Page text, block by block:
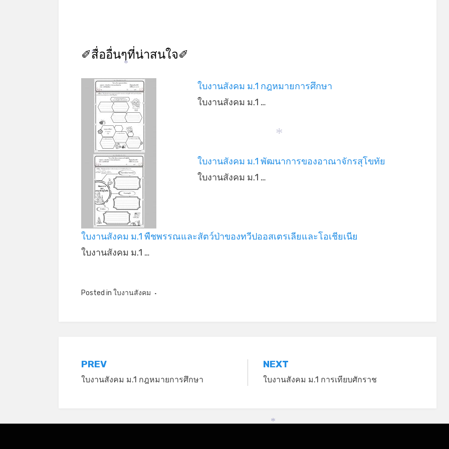
✐สื่ออื่นๆที่น่าสนใจ✐
ใบงานสังคม ม.1 กฎหมายการศึกษา
ใบงานสังคม ม.1 …
ใบงานสังคม ม.1 พัฒนาการของอาณาจักรสุโขทัย
ใบงานสังคม ม.1 …
ใบงานสังคม ม.1 พืชพรรณและสัตว์ป่าของทวีปออสเตรเลียและโอเชียเนีย
ใบงานสังคม ม.1 …
Posted in ใบงานสังคม
แนะแนว
เรื่อง
PREV
ใบงานสังคม ม.1 กฎหมายการศึกษา
NEXT
ใบงานสังคม ม.1 การเทียบศักราช
*